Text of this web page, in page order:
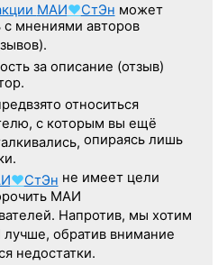
МАИ♥СтЭн может
с мнениями авторов
за описание (отзыв)
относиться
с которым вы ещё
опираясь лишь
♥СтЭн не имеет цели
МАИ
Напротив, мы хотим
обратив внимание
недостатки.